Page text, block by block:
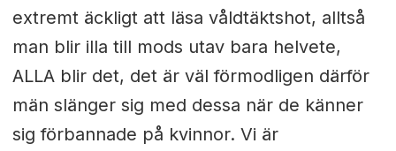
extremt äckligt att läsa våldtäktshot, alltså
man blir illa till mods utav bara helvete,
ALLA blir det, det är väl förmodligen därför
män slänger sig med dessa när de känner
sig förbannade på kvinnor. Vi är